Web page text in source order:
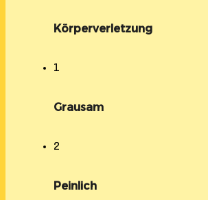
Körperverletzung
1
Grausam
2
Peinlich